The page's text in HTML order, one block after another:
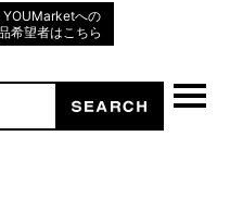
YOUMarketへの
希望者はこちら